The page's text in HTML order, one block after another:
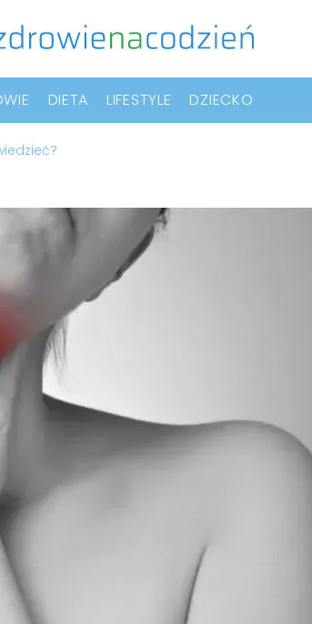
DIETA LIFESTYLE DZIECKO